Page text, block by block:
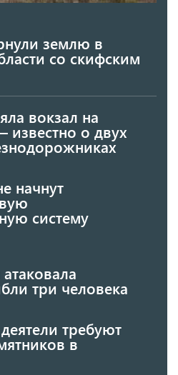
землю в
со скифским
вокзал на
о двух
начнут
систему
три человека
требуют
в